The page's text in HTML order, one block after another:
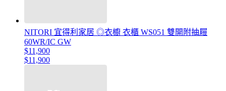
NITORI 宜得利家居 ◎衣櫥 衣櫃 WS051 雙開附抽屜
60WR/IC GW
$11,900
$11,900